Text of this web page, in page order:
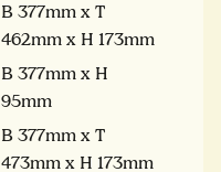
B 377mm x T
462mm x H 173mm
B 377mm x H
95mm
B 377mm x T
473mm x H 173mm